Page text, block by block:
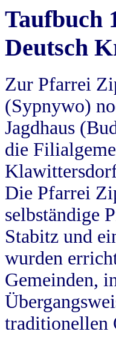
Taufbuch
Deutsch
Zur Pfarrei
(Sypnywo)
Jagdhaus
die
Die Pfarrei
selbständige
Stabitz und
wurden
Gemeinden,
traditionellen